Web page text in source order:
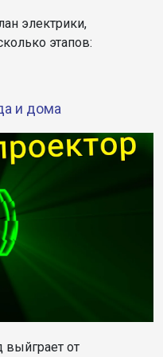
электрики,
этапов:
и дома
выйграет от